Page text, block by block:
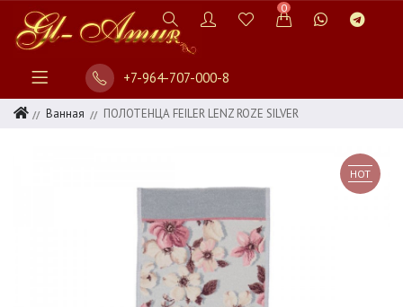
0
+7-964-707-000-8
Ванная ПОЛОТЕНЦА FEILER LENZ ROZE SILVER
HOT